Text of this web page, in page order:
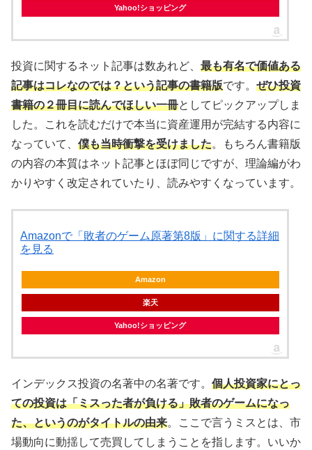
Yahoo!ショッピング
投資に関するネット記事は数あれど、 最も有名で価値ある
記事はコレなのでは？という記事の書籍版です。 ぜひ投資
書籍の２冊目に読んでほしい一冊としてピックアップしま
した。これを読むだけで本当に資産運用が完結する内容に
なっていて、 僕も当時衝撃を受けました。もちろん書籍版
の内容の本質はネット記事とほぼ同じですが、理論編がわ
かりやすく改定されていたり、読みやすくなっています。
Amazonで「敗者のゲーム原著第8版」に関する詳細
を見る
Amazon
楽天
Yahoo!ショッピング
インデックス投資の名著中の名著です。 個人投資家にとっ
ての投資は「ミスった者が負ける」敗者のゲームになっ
た、というのがタイトルの由来。ここで言うミスとは、市
場動向に動揺して売買してしまうことを指します。いいか